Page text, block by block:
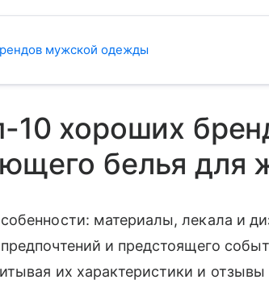
мужской одежды
10 хороших
белья для
материалы, лекала и
и предстоящего
их характеристики и отзывы